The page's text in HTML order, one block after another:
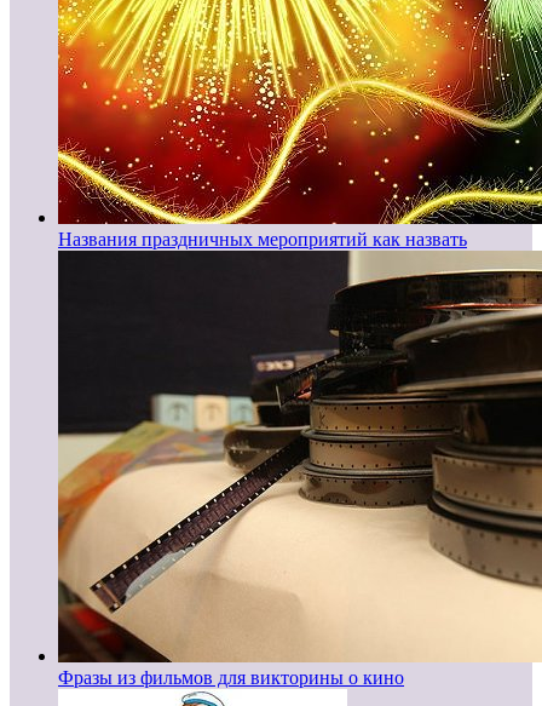
Названия праздничных мероприятий как назвать
Фразы из фильмов для викторины о кино